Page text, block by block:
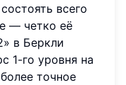
всего
— четко её
в Беркли
1-го уровня на
точное